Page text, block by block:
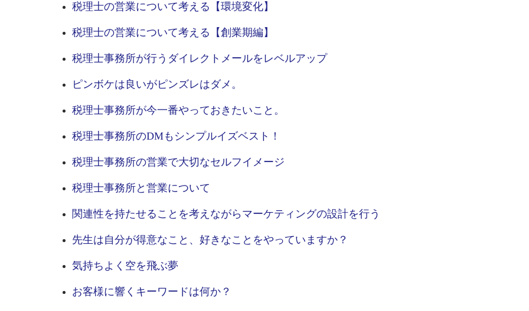
税理士の営業について考える【環境変化】
税理士の営業について考える【創業期編】
税理士事務所が行うダイレクトメールをレベルアップ
ピンボケは良いがピンズレはダメ。
税理士事務所が今一番やっておきたいこと。
税理士事務所のDMもシンプルイズベスト！
税理士事務所の営業で大切なセルフイメージ
税理士事務所と営業について
関連性を持たせることを考えながらマーケティングの設計を行う
先生は自分が得意なこと、好きなことをやっていますか？
気持ちよく空を飛ぶ夢
お客様に響くキーワードは何か？